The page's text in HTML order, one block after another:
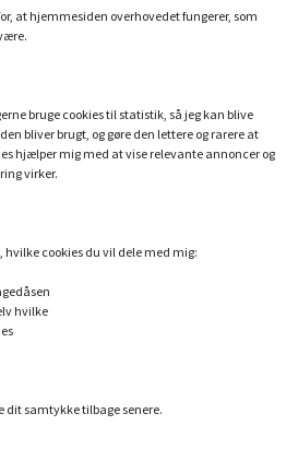
at hjemmesiden overhovedet fungerer, som
bruge cookies til statistik, så jeg kan blive
bliver brugt, og gøre den lettere og rarere at
hjælper mig med at vise relevante annoncer og
virker.
cookies du vil dele med mig:
hvilke
samtykke tilbage senere.
guide
med NMN og resveratrol
JEG ANBEFALER